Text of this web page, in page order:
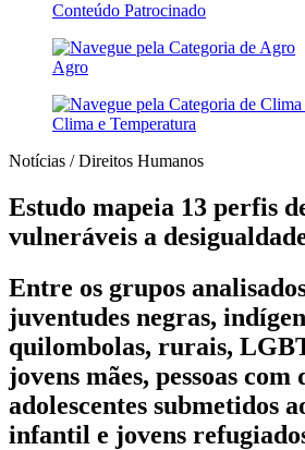
Conteúdo Patrocinado
Agro
Clima e Temperatura
Notícias / Direitos Humanos
Estudo mapeia 13 perfis
vulneráveis a
Entre os grupos
juventudes negras,
quilombolas, rurais,
jovens mães, pessoas
adolescentes submetidos
infantil e jovens